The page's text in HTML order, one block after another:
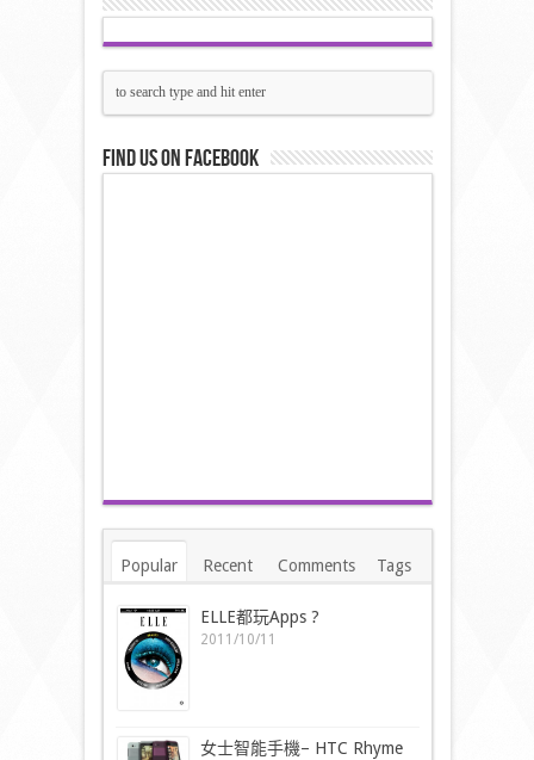
Find us on Facebook
Popular Recent Comments Tags
ELLE都玩Apps ?
2011/10/11
女士智能手機– HTC Rhyme